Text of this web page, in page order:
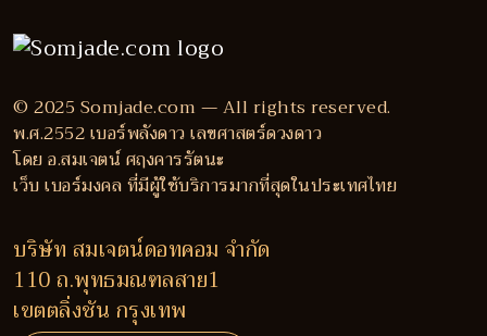
© 2025 Somjade.com — All rights reserved.
พ.ศ.2552 เบอร์พลังดาว เลขศาสตร์ดวงดาว
โดย อ.สมเจตน์ ศฤงคารรัตนะ
เว็บ เบอร์มงคล ที่มีผู้ใช้บริการมากที่สุดในประเทศไทย
บริษัท สมเจตน์ดอทคอม จำกัด
110 ถ.พุทธมณฑลสาย1
เขตตลิ่งชัน กรุงเทพ